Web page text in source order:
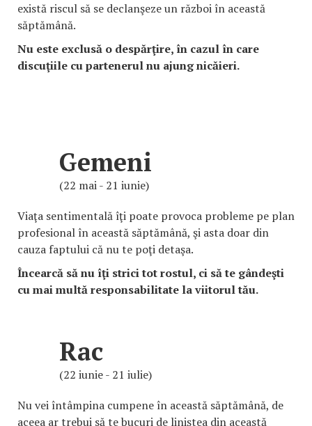
există riscul să se declanşeze un război în această
săptămână.
Nu este exclusă o despărţire, în cazul în care
discuţiile cu partenerul nu ajung nicăieri.
Gemeni
(22 mai - 21 iunie)
Viaţa sentimentală îţi poate provoca probleme pe plan
profesional în această săptămână, şi asta doar din
cauza faptului că nu te poţi detaşa.
Încearcă să nu îţi strici tot rostul, ci să te gândeşti
cu mai multă responsabilitate la viitorul tău.
Rac
(22 iunie - 21 iulie)
Nu vei întâmpina cumpene în această săptămână, de
aceea ar trebui să te bucuri de liniştea din această